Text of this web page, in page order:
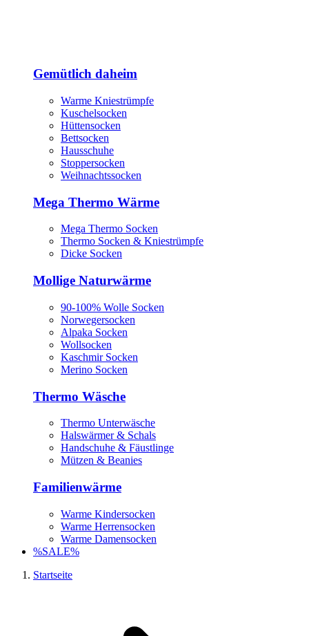
Gemütlich daheim
Warme Kniestrümpfe
Kuschelsocken
Hüttensocken
Bettsocken
Hausschuhe
Stoppersocken
Weihnachtssocken
Mega Thermo Wärme
Mega Thermo Socken
Thermo Socken & Kniestrümpfe
Dicke Socken
Mollige Naturwärme
90-100% Wolle Socken
Norwegersocken
Alpaka Socken
Wollsocken
Kaschmir Socken
Merino Socken
Thermo Wäsche
Thermo Unterwäsche
Halswärmer & Schals
Handschuhe & Fäustlinge
Mützen & Beanies
Familienwärme
Warme Kindersocken
Warme Herrensocken
Warme Damensocken
%SALE%
Startseite